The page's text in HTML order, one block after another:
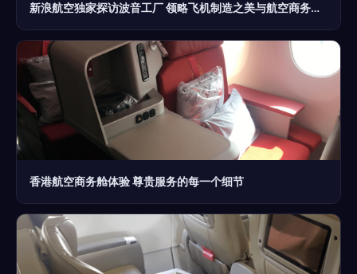
新浪航空独家探访波音工厂 领略飞机制造之美与航空商务服务的未来
香港航空商务舱体验 尊贵服务的每一个细节